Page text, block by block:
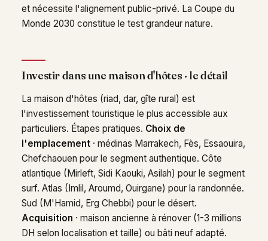
et nécessite l'alignement public-privé. La Coupe du
Monde 2030 constitue le test grandeur nature.
Investir dans une maison d'hôtes · le détail
La maison d'hôtes (riad, dar, gîte rural) est
l'investissement touristique le plus accessible aux
particuliers. Étapes pratiques. Choix de
l'emplacement · médinas Marrakech, Fès, Essaouira,
Chefchaouen pour le segment authentique. Côte
atlantique (Mirleft, Sidi Kaouki, Asilah) pour le segment
surf. Atlas (Imlil, Aroumd, Ouirgane) pour la randonnée.
Sud (M'Hamid, Erg Chebbi) pour le désert.
Acquisition · maison ancienne à rénover (1-3 millions
DH selon localisation et taille) ou bâti neuf adapté.